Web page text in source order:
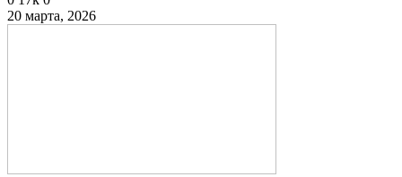
20 марта, 2026